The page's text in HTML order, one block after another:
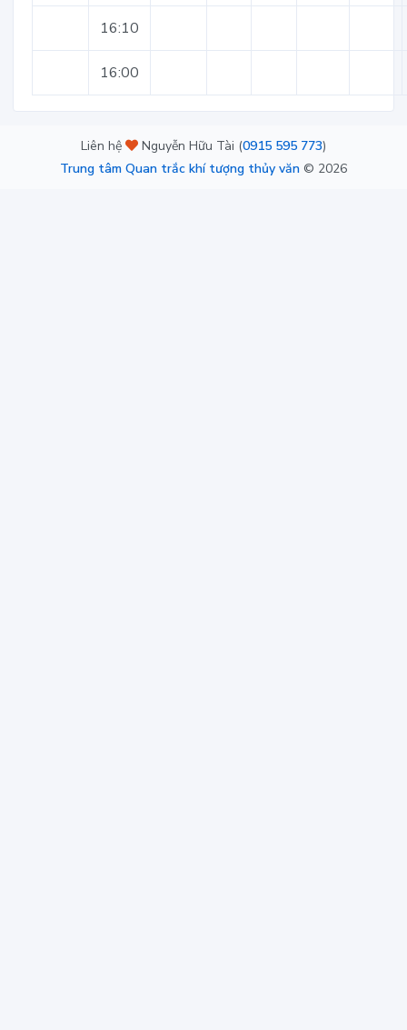
16:10
16:00
Liên hệ Nguyễn Hữu Tài (0915 595 773)
Trung tâm Quan trắc khí tượng thủy văn © 2026